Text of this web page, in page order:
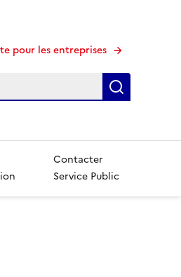
pour les entreprises
Contacter
Service Public